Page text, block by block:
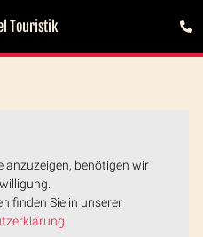
Touristik
anzuzeigen, benötigen wir
finden Sie in unserer